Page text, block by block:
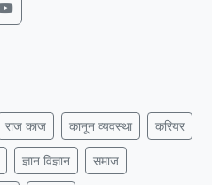
राज काज कानून व्यवस्था करियर
ज्ञान विज्ञान समाज